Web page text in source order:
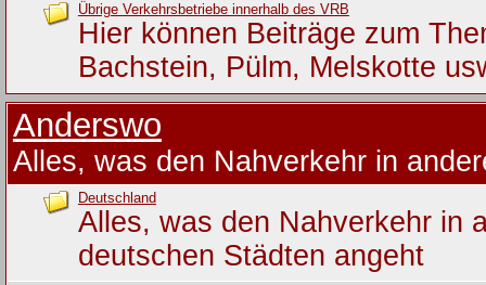
Übrige Verkehrsbetriebe innerhalb des VRB
Hier können Beiträge zum
Bachstein, Pülm, Melskotte
Anderswo
Alles, was den Nahverkehr in
Deutschland
Alles, was den Nahverkehr in
deutschen Städten angeht